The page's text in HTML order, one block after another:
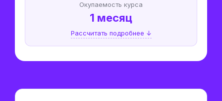
Окупаемость курса
1 месяц
Рассчитать подробнее ↓